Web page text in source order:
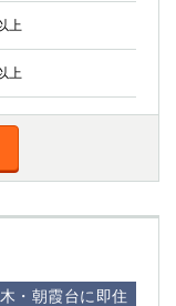
上
上
・朝霞台に即住